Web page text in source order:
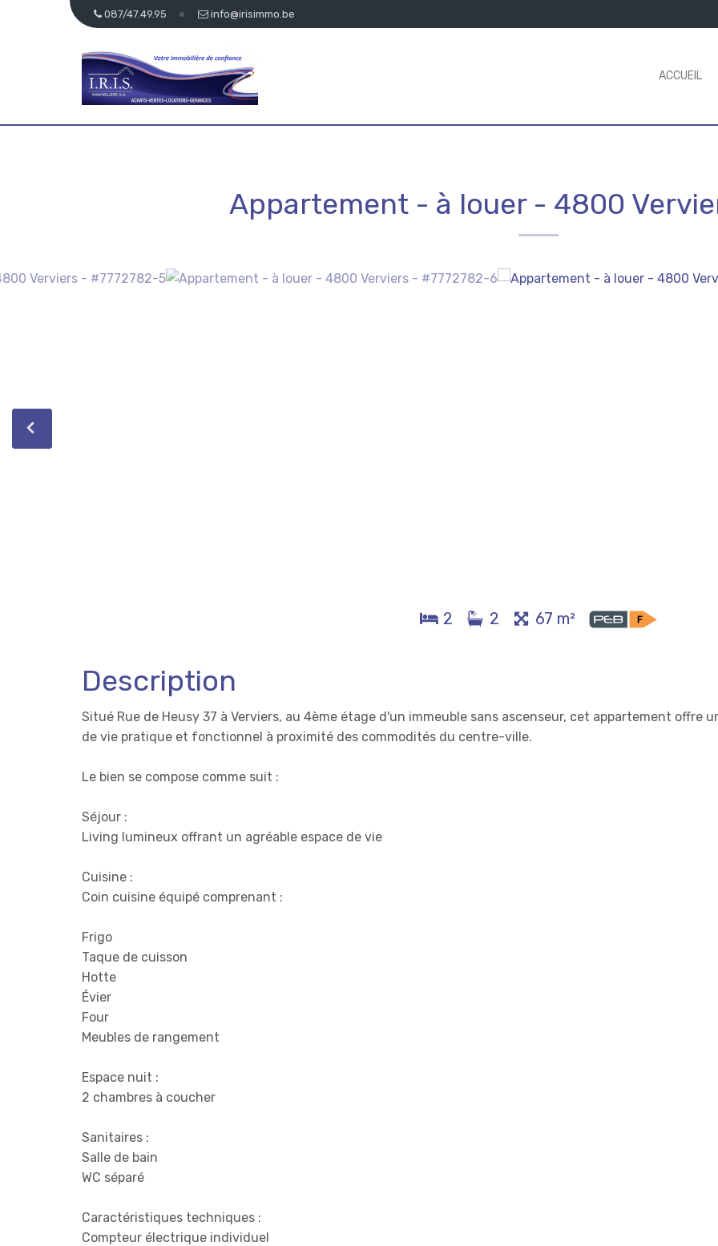
087/47.49.95 info@irisimmo.be
ACCUEIL
Appartement - à louer - 4800
2 2 67 m²
Description
Situé Rue de Heusy 37 à Verviers, au 4ème étage d'un immeuble sans ascenseur, cet appartement offre
de vie pratique et fonctionnel à proximité des commodités du centre-ville.
Le bien se compose comme suit :
Séjour :
Living lumineux offrant un agréable espace de vie
Cuisine :
Coin cuisine équipé comprenant :
Frigo
Taque de cuisson
Hotte
Évier
Four
Meubles de rangement
Espace nuit :
2 chambres à coucher
Sanitaires :
Salle de bain
WC séparé
Caractéristiques techniques :
Compteur électrique individuel